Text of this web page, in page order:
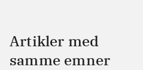
Artikler med
samme emner